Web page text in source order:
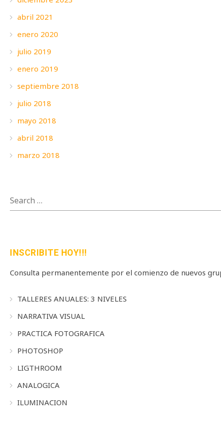
abril 2021
enero 2020
julio 2019
enero 2019
septiembre 2018
julio 2018
mayo 2018
abril 2018
marzo 2018
SEARCH
INSCRIBITE HOY!!!
Consulta permanentemente por el comienzo de nuevos
TALLERES ANUALES: 3 NIVELES
NARRATIVA VISUAL
PRACTICA FOTOGRAFICA
PHOTOSHOP
LIGTHROOM
ANALOGICA
ILUMINACION